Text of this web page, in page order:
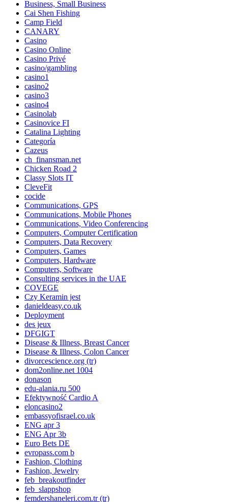
Business, Small Business
Cai Shen Fishing
Camp Field
CANARY
Casino
Casino Online
Casino Privé
casino/gambling
casino1
casino2
casino3
casino4
Casinolab
Casinovice FI
Catalina Lighting
Categoría
Cazeus
ch_finansman.net
Chicken Road 2
Classy Slots IT
CleveFit
cocide
Communications, GPS
Communications, Mobile Phones
Communications, Video Conferencing
Computers, Computer Certification
Computers, Data Recovery
Computers, Games
Computers, Hardware
Computers, Software
Consulting services in the UAE
COVEGE
Czy Keramin jest
danieldeasy.co.uk
Deployment
des jeux
DFGIGT
Disease & Illness, Breast Cancer
Disease & Illness, Colon Cancer
divorcescience.org (tr)
dom2online.net 1004
donason
edu-alania.ru 500
Efektywność Cardio A
eloncasino2
embassyofisrael.co.uk
ENG apr 3
ENG Apr 3b
Euro Bets DE
evropass.com b
Fashion, Clothing
Fashion, Jewelry
feb_breakoutfinder
feb_slappshop
femdershaneleri.com.tr (tr)